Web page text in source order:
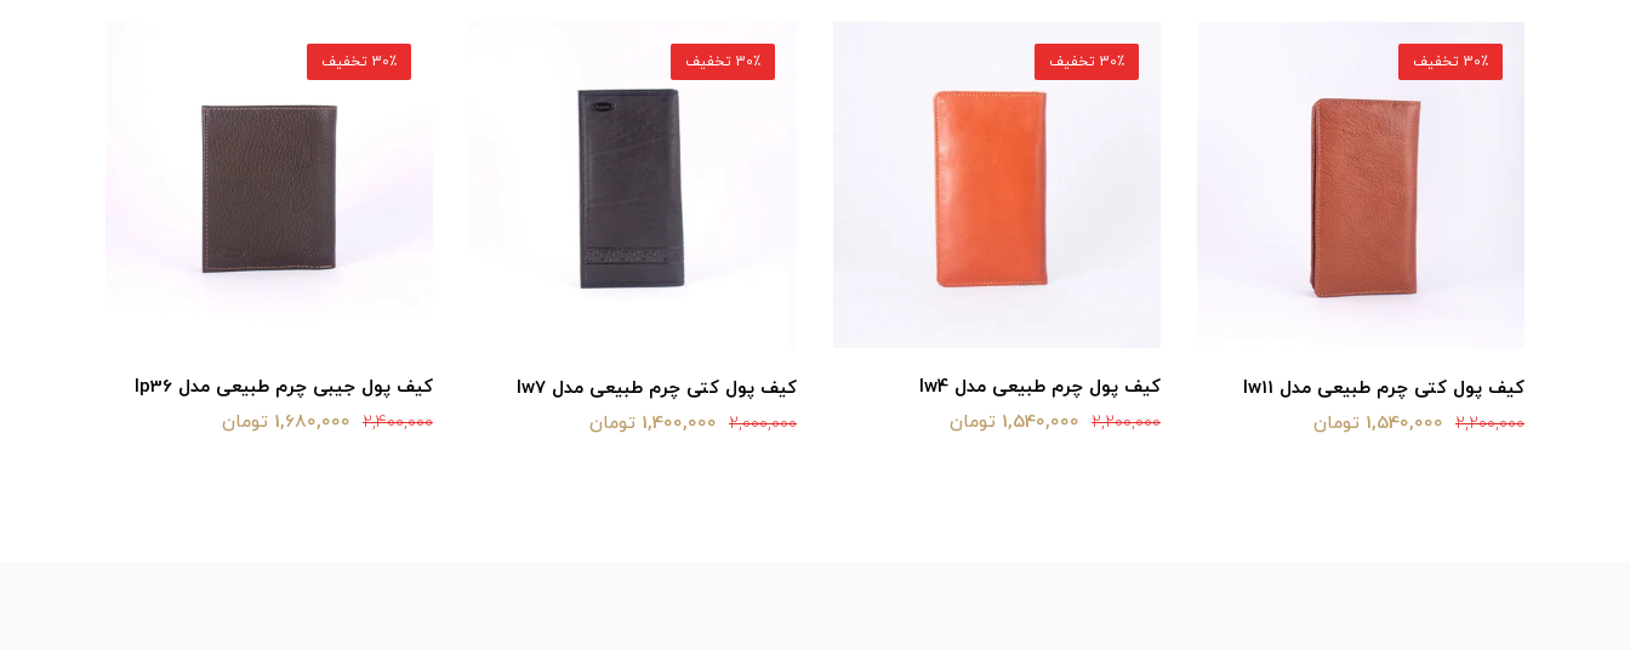
کیف پول کتی چرم طبیعی مدل lw11
2,200,000 1,540,000 تومان
30٪ تخفیف
کیف پول چرم طبیعی مدل lw4
2,200,000 1,540,000 تومان
30٪ تخفیف
کیف پول کتی چرم طبیعی مدل lw7
2,000,000 1,400,000 تومان
30٪ تخفیف
کیف پول جیبی چرم طبیعی مدل lp36
2,400,000 1,680,000 تومان
30٪ تخفیف